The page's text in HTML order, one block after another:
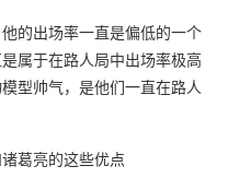
的出场率一直是偏低的一个
属于在路人局中出场率极高
型帅气，是他们一直在路人
葛亮的这些优点